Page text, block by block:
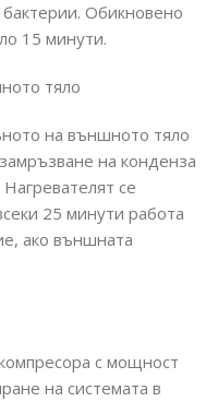
Обикновено
15 минути.
тяло
на външното тяло
на конденза
се
25 минути работа
ако външната
с мощност
на системата в